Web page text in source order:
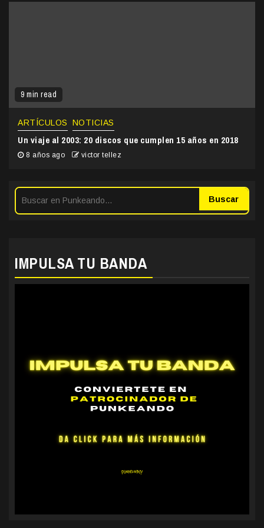
9 min read
ARTÍCULOS NOTICIAS
Un viaje al 2003: 20 discos que cumplen 15 años en 2018
8 años ago victor tellez
Buscar
IMPULSA TU BANDA